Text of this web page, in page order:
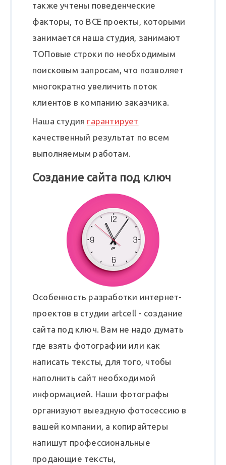
также учтены поведенческие
факторы, то ВСЕ проекты, которыми
занимается наша студия, занимают
ТОПовые строки по необходимым
поисковым запросам, что позволяет
многократно увеличить поток
клиентов в компанию заказчика.
Наша студия гарантирует
качественный результат по всем
выполняемым работам.
Создание сайта под ключ
Особенность разработки интернет-
проектов в студии artcell - создание
сайта под ключ. Вам не надо думать
где взять фотографии или как
написать тексты, для того, чтобы
наполнить сайт необходимой
информацией. Наши фотографы
организуют выездную фотосессию в
вашей компании, а копирайтеры
напишут профессиональные
продающие тексты,